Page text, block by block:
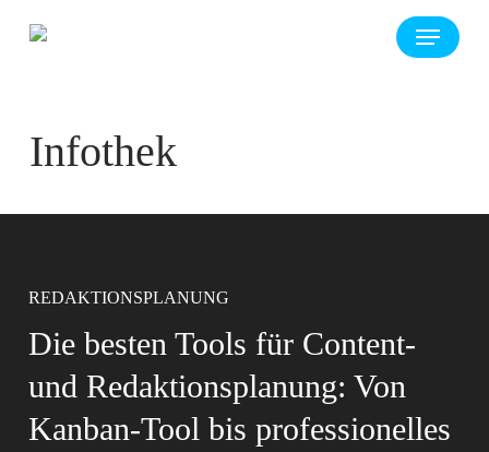
Menu
Infothek
REDAKTIONSPLANUNG
Die besten Tools für Content-
und Redaktionsplanung: Von
Kanban-Tool bis professionelles
KI
KI-Assistenten und Agenten für
Redaktion und Kommunikation
CORPORATE PUBLISHING
Integrierte Kommunikation:
Effiziente Themensteuerung
ohne Silos